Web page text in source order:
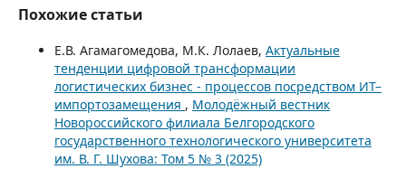
Похожие статьи
Е.В. Агамагомедова, М.К. Лолаев, Актуальные
тенденции цифровой трансформации
логистических бизнес - процессов посредством ИТ–
импортозамещения , Молодёжный вестник
Новороссийского филиала Белгородского
государственного технологического университета
им. В. Г. Шухова: Том 5 № 3 (2025)